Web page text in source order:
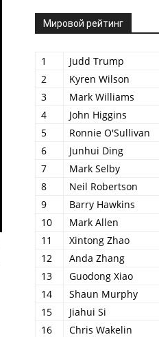
Мировой рейтинг
1 Judd Trump
2
Kyren Wilson
3
Mark Williams
4
John Higgins
5
Ronnie O'Sullivan
6
Junhui Ding
7
Mark Selby
8
Neil Robertson
9
Barry Hawkins
10
Mark Allen
11
Xintong Zhao
12
Anda Zhang
13
Guodong Xiao
14
Shaun Murphy
15
Jiahui Si
16
Chris Wakelin